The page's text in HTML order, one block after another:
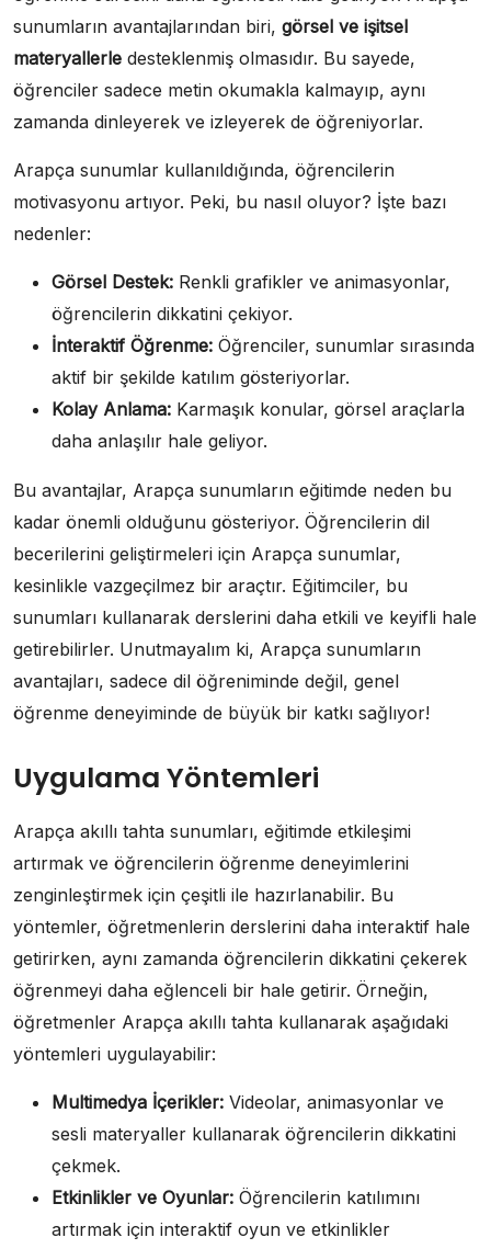
sunumların avantajlarından biri, görsel ve işitsel
materyallerle desteklenmiş olmasıdır. Bu sayede,
öğrenciler sadece metin okumakla kalmayıp, aynı
zamanda dinleyerek ve izleyerek de öğreniyorlar.
Arapça sunumlar kullanıldığında, öğrencilerin
motivasyonu artıyor. Peki, bu nasıl oluyor? İşte bazı
nedenler:
Görsel Destek: Renkli grafikler ve animasyonlar,
öğrencilerin dikkatini çekiyor.
İnteraktif Öğrenme: Öğrenciler, sunumlar sırasında
aktif bir şekilde katılım gösteriyorlar.
Kolay Anlama: Karmaşık konular, görsel araçlarla
daha anlaşılır hale geliyor.
Bu avantajlar, Arapça sunumların eğitimde neden bu
kadar önemli olduğunu gösteriyor. Öğrencilerin dil
becerilerini geliştirmeleri için Arapça sunumlar,
kesinlikle vazgeçilmez bir araçtır. Eğitimciler, bu
sunumları kullanarak derslerini daha etkili ve keyifli hale
getirebilirler. Unutmayalım ki, Arapça sunumların
avantajları, sadece dil öğreniminde değil, genel
öğrenme deneyiminde de büyük bir katkı sağlıyor!
Uygulama Yöntemleri
Arapça akıllı tahta sunumları, eğitimde etkileşimi
artırmak ve öğrencilerin öğrenme deneyimlerini
zenginleştirmek için çeşitli ile hazırlanabilir. Bu
yöntemler, öğretmenlerin derslerini daha interaktif hale
getirirken, aynı zamanda öğrencilerin dikkatini çekerek
öğrenmeyi daha eğlenceli bir hale getirir. Örneğin,
öğretmenler Arapça akıllı tahta kullanarak aşağıdaki
yöntemleri uygulayabilir:
Multimedya İçerikler: Videolar, animasyonlar ve
sesli materyaller kullanarak öğrencilerin dikkatini
çekmek.
Etkinlikler ve Oyunlar: Öğrencilerin katılımını
artırmak için interaktif oyun ve etkinlikler